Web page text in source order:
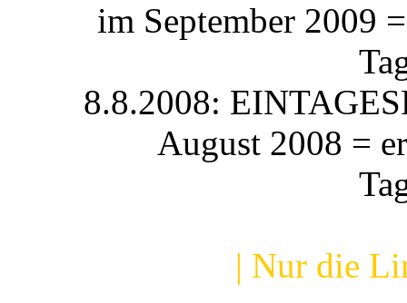
im September 2009
8.8.2008:
August 2008 =
| Nur die